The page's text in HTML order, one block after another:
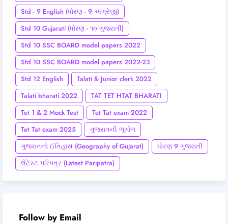
Std - 9 English (ધોરણ - 9 અંગ્રેજી)
Std 10 Gujarati (ધોરણ - ૧૦ ગુજરાતી)
Std 10 SSC BOARD model papers 2022
Std 10 SSC BOARD model papers 2022-23
Std 12 English
Talati & Junior clerk 2022
Talati bharati 2022
TAT TET HTAT BHARATI
Tet 1 & 2 Mock Test
Tet Tat exam 2022
Tet Tat exam 2025
ગુજરાતની ભૂગોળ
ગુજરાતનો ઈતિહાસ (Geography of Gujarat)
ધોરણ 9 ગુજરાતી
લેટેસ્ટ પરિપત્ર (Latest Paripatra)
Follow by Email